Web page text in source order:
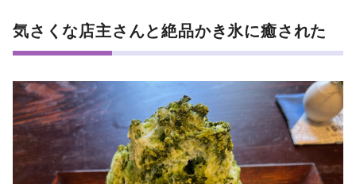
気さくな店主さんと絶品かき氷に癒された